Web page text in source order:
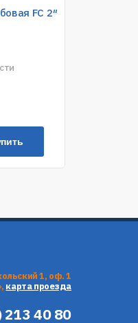
FC 2″
1, оф. 1
карта проезда
213 40 80